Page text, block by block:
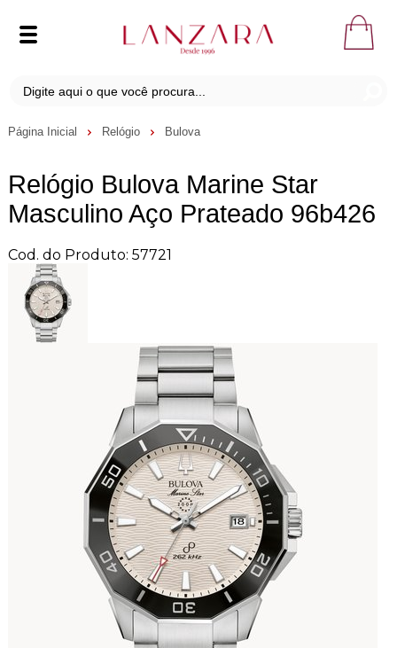
Página Inicial Relógio Bulova
Relógio Bulova Marine Star
Masculino Aço Prateado 96b426
Cod. do Produto: 57721